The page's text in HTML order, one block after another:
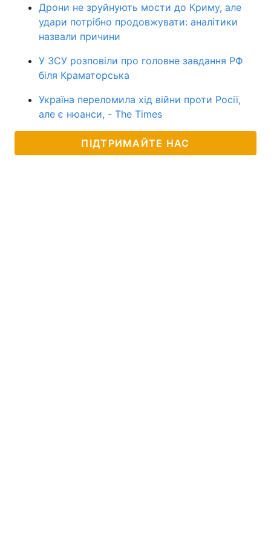
Дрони не зруйнують мости до Криму, але
удари потрібно продовжувати: аналітики
назвали причини
У ЗСУ розповіли про головне завдання РФ
біля Краматорська
Україна переломила хід війни проти Росії,
але є нюанси, - The Times
ПІДТРИМАЙТЕ НАС